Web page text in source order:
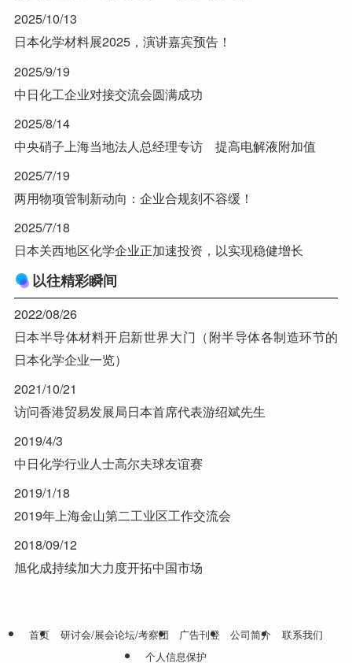
2025/10/13
日本化学材料展2025，演讲嘉宾预告！
2025/9/19
中日化工企业对接交流会圆满成功
2025/8/14
中央硝子上海当地法人总经理专访 提高电解液附加值
2025/7/19
两用物项管制新动向：企业合规刻不容缓！
2025/7/18
日本关西地区化学企业正加速投资，以实现稳健增长
以往精彩瞬间
2022/08/26
日本半导体材料开启新世界大门（附半导体各制造环节的
日本化学企业一览）
2021/10/21
访问香港贸易发展局日本首席代表游绍斌先生
2019/4/3
中日化学行业人士高尔夫球友谊赛
2019/1/18
2019年上海金山第二工业区工作交流会
2018/09/12
旭化成持续加大力度开拓中国市场
首页 研讨会/展会论坛/考察团 广告刊登 公司简介
联系我们
个人信息保护